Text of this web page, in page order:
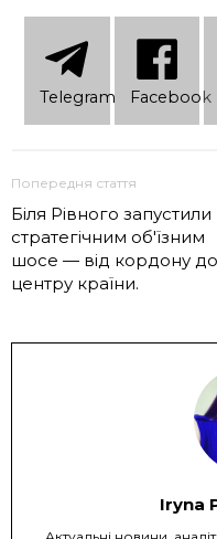
Telеgram Facebook
Попередня стаття
Біля Рівного запустили
стратегічним об'їзним
шосе — від кордону до
центру країни.
Iryna